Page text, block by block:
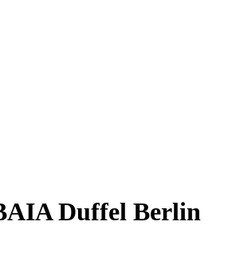
Duffel Berlin